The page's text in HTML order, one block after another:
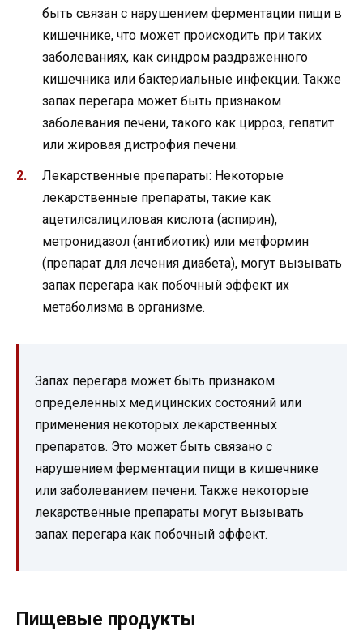
быть связан с нарушением ферментации пищи в
кишечнике, что может происходить при таких
заболеваниях, как синдром раздраженного
кишечника или бактериальные инфекции. Также
запах перегара может быть признаком
заболевания печени, такого как цирроз, гепатит
или жировая дистрофия печени.
Лекарственные препараты: Некоторые
лекарственные препараты, такие как
ацетилсалициловая кислота (аспирин),
метронидазол (антибиотик) или метформин
(препарат для лечения диабета), могут вызывать
запах перегара как побочный эффект их
метаболизма в организме.
Запах перегара может быть признаком
определенных медицинских состояний или
применения некоторых лекарственных
препаратов. Это может быть связано с
нарушением ферментации пищи в кишечнике
или заболеванием печени. Также некоторые
лекарственные препараты могут вызывать
запах перегара как побочный эффект.
Пищевые продукты